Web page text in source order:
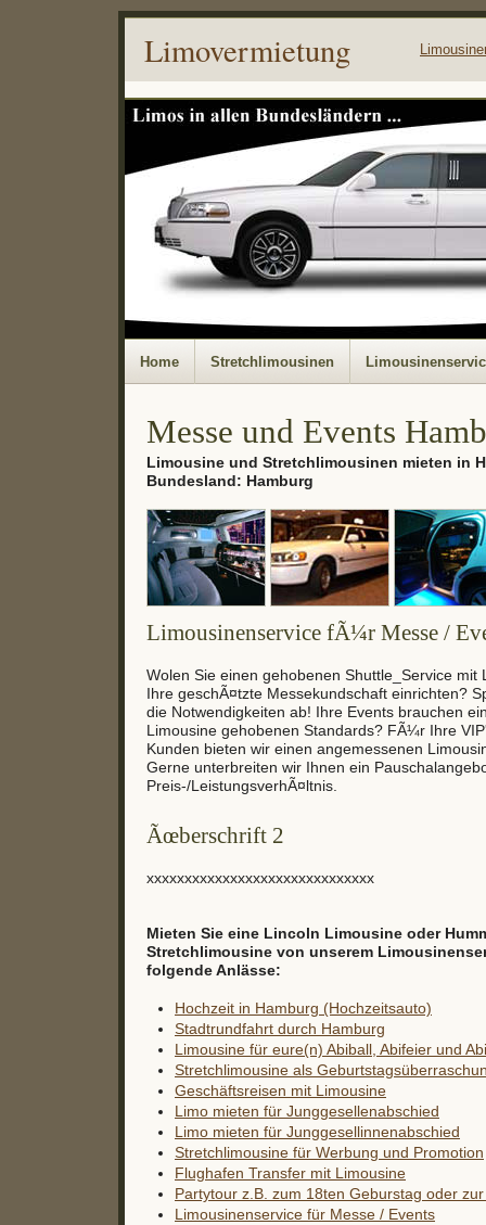
Limovermietung
Home Stretchlimousinen
Messe und Events
Limousine und Stretchlimousinen mieten in
Bundesland: Hamburg
Limousinenservice fÃ¼r Messe /
Wolen Sie einen gehobenen Shuttle_Service
Ihre geschÃ¤tzte Messekundschaft einrichten?
die Notwendigkeiten ab! Ihre Events brauchen
Limousine gehobenen Standards? FÃ¼r Ihre
Kunden bieten wir einen angemessenen
Gerne unterbreiten wir Ihnen ein
Preis-/LeistungsverhÃ¤ltnis.
Ãœberschrift 2
xxxxxxxxxxxxxxxxxxxxxxxxxxxxxx
Mieten Sie eine Lincoln Limousine oder
Stretchlimousine von unserem
folgende Anlässe:
Hochzeit in Hamburg (Hochzeitsauto)
Stadtrundfahrt durch Hamburg
Limousine für eure(n) Abiball, Abifeier und
Stretchlimousine als
Geschäftsreisen mit Limousine
Limo mieten für Junggesellenabschied
Limo mieten für Junggesellinnenabschied
Stretchlimousine für Werbung und Promotion
Flughafen Transfer mit Limousine
Partytour z.B. zum 18ten Geburstag oder
Limousinenservice für Messe / Events